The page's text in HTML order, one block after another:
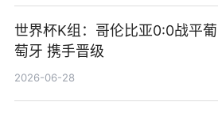
世界杯K组：哥伦比亚0:0战平葡
萄牙 携手晋级
2026-06-28